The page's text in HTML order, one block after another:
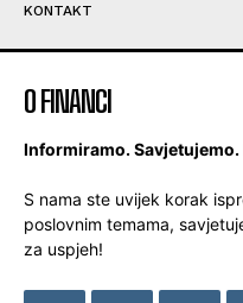
KONTAKT
O FINANCI
Informiramo.
S nama ste uvijek korak
poslovnim temama,
za uspjeh!